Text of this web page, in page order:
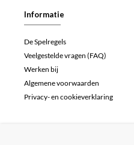
Informatie
De Spelregels
Veelgestelde vragen (FAQ)
Werken bij
Algemene voorwaarden
Privacy- en cookieverklaring